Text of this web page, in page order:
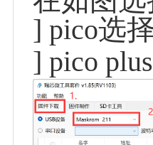
] pico选
] pico